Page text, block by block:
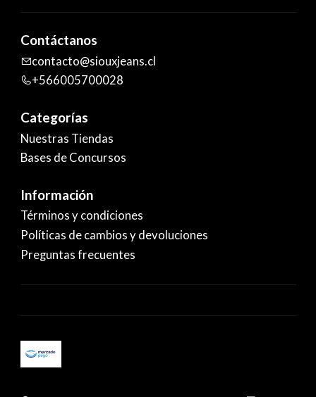
Contáctanos
contacto@siouxjeans.cl
+566005700028
Categorías
Nuestras Tiendas
Bases de Concursos
Información
Términos y condiciones
Políticas de cambios y devoluciones
Preguntas frecuentes